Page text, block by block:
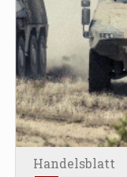
Handelsblatt